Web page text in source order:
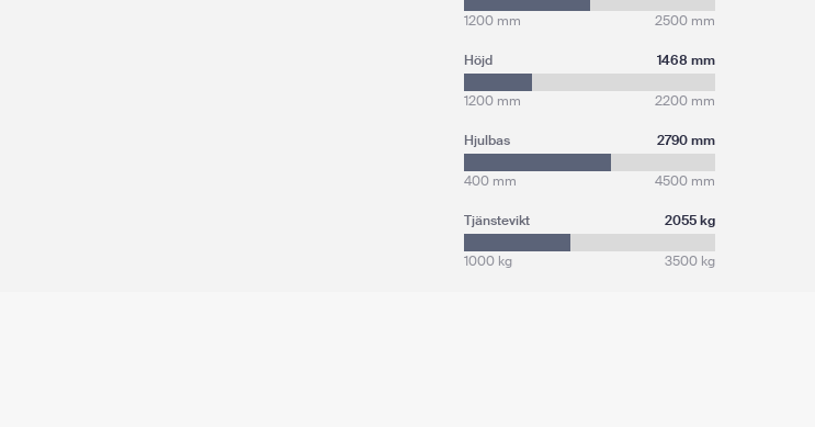
1200 mm 2500 mm
Höjd 1468 mm
1200 mm 2200 mm
Hjulbas 2790 mm
400 mm 4500 mm
Tjänstevikt 2055 kg
1000 kg 3500 kg